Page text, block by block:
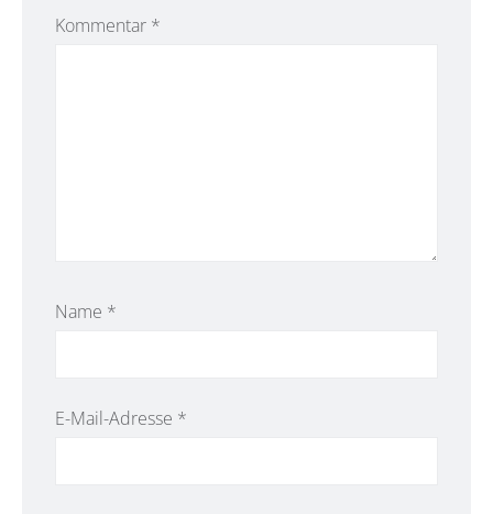
Kommentar *
Name *
E-Mail-Adresse *